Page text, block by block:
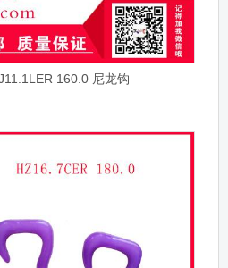
160.0 尼龙钩